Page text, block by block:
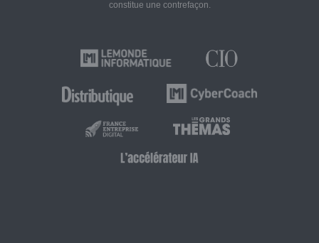
constitue une contrefaçon.